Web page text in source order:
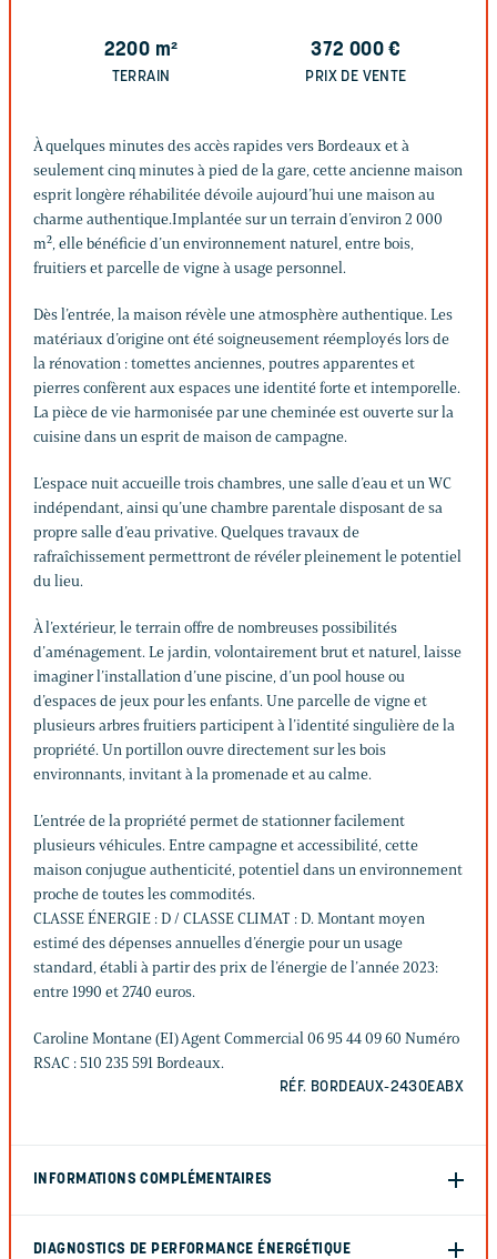
2200 m²
TERRAIN
372 000€
PRIX DE VENTE
À quelques minutes des accès rapides vers Bordeaux et à
seulement cinq minutes à pied de la gare, cette ancienne maison
esprit longère réhabilitée dévoile aujourd’hui une maison au
charme authentique.Implantée sur un terrain d’environ 2 000
m², elle bénéficie d’un environnement naturel, entre bois,
fruitiers et parcelle de vigne à usage personnel.
Dès l’entrée, la maison révèle une atmosphère authentique. Les
matériaux d’origine ont été soigneusement réemployés lors de
la rénovation : tomettes anciennes, poutres apparentes et
pierres confèrent aux espaces une identité forte et intemporelle.
La pièce de vie harmonisée par une cheminée est ouverte sur la
cuisine dans un esprit de maison de campagne.
L’espace nuit accueille trois chambres, une salle d’eau et un WC
indépendant, ainsi qu’une chambre parentale disposant de sa
propre salle d’eau privative. Quelques travaux de
rafraîchissement permettront de révéler pleinement le potentiel
du lieu.
À l’extérieur, le terrain offre de nombreuses possibilités
d’aménagement. Le jardin, volontairement brut et naturel, laisse
imaginer l’installation d’une piscine, d’un pool house ou
d’espaces de jeux pour les enfants. Une parcelle de vigne et
plusieurs arbres fruitiers participent à l’identité singulière de la
propriété. Un portillon ouvre directement sur les bois
environnants, invitant à la promenade et au calme.
L’entrée de la propriété permet de stationner facilement
plusieurs véhicules. Entre campagne et accessibilité, cette
maison conjugue authenticité, potentiel dans un environnement
proche de toutes les commodités.
CLASSE ÉNERGIE : D / CLASSE CLIMAT : D. Montant moyen
estimé des dépenses annuelles d’énergie pour un usage
standard, établi à partir des prix de l’énergie de l’année 2023:
entre 1990 et 2740 euros.
Caroline Montane (EI) Agent Commercial 06 95 44 09 60 Numéro
RSAC : 510 235 591 Bordeaux.
RÉF. BORDEAUX-2430EABX
INFORMATIONS COMPLÉMENTAIRES
DIAGNOSTICS DE PERFORMANCE ÉNERGÉTIQUE